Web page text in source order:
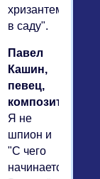
хризантемы
в саду".
Павел
Кашин,
певец,
композитор.
Я не
шпион и
"С чего
начинается